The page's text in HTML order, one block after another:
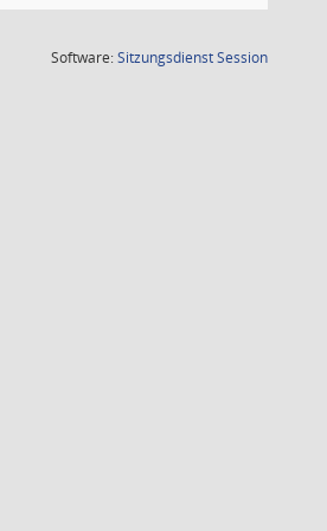
Software:SitzungsdienstSession(Wird in